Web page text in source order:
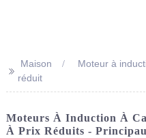
>>
Maison
Moteur à
réduit
Moteurs À Induction À
À Prix Réduits -